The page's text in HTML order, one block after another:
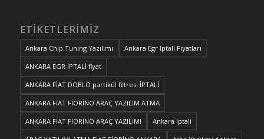
ETIKETLERIMIZ
Ankara Chip Tuning Yazılımı Ankara Egr İptali Fiyatları
ANKARA EGR İPTALİ fiyat
ANKARA FİAT DOBLO partikül filtresi İPTALİ
ANKARA FİAT FİORİNO ARAÇ YAZILIM ATMA
ANKARA FİAT FİORİNO ARAÇ YAZILIMI Ankara İptali